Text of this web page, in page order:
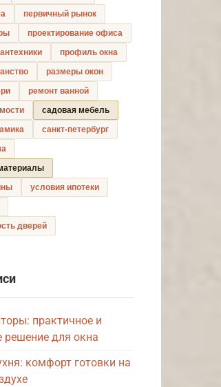
первичный рынок
проектирование офиса
профиль окна
размеры окон
ремонт ванной
садовая мебель
санкт-петербург
условия ипотеки
дверей
практичное и
решение для окна
комфорт готовки на